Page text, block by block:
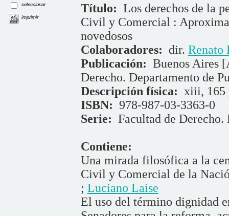
seleccionar
imprimir
Título: Los derechos de la
Civil y Comercial :
novedosos
Colaboradores: dir. Renato
Publicación: Buenos Aires
Derecho. Departamento de
Descripción física: xiii, 165
ISBN: 978-987-03-3363-0
Serie: Facultad de
Contiene:
Una mirada filosófica a la
Civil y Comercial de la
; Luciano Laise
El uso del término dignidad